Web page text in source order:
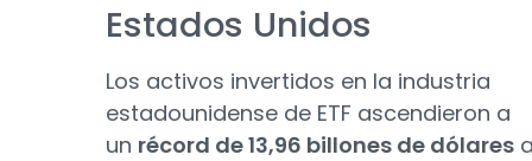
Estados Unidos
Los activos invertidos en la industria
estadounidense de ETF ascendieron a
un récord de 13,96 billones de dólares